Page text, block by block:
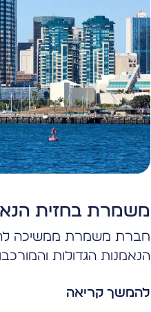
משמרת בחזית
חברת משמרת ממשיכה
הנאמנות הגדולות
להמשך קריאה